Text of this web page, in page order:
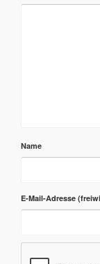
Name
E-Mail-Adresse